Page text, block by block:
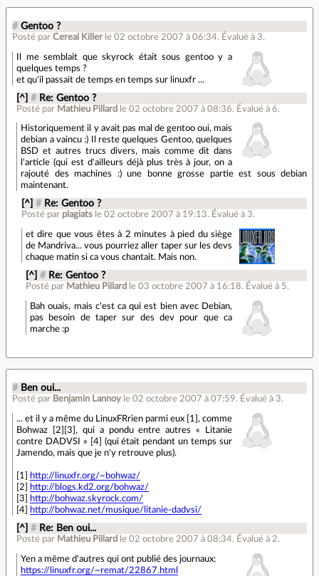
# Gentoo ?
Posté par Cereal Killer le 02 octobre 2007 à 06:34. Évalué à 3.
Il me semblait que skyrock était sous gentoo y a
quelques temps ?
et qu'il passait de temps en temps sur linuxfr ...
[^] # Re: Gentoo ?
Posté par Mathieu Pillard le 02 octobre 2007 à 08:36. Évalué à6.
Historiquement il y avait pas mal de gentoo oui, mais
debian a vaincu :) Il reste quelques Gentoo, quelques
BSD et autres trucs divers, mais comme dit dans
l'article (qui est d'ailleurs déjà plus très à jour, on a
rajouté des machines :) une bonne grosse partie est sous debian
maintenant.
[^] # Re: Gentoo ?
Posté par plagiats le 02 octobre 2007 à 19:13.Évalué à 3.
et dire que vous êtes à 2 minutes à pied du siège
de Mandriva... vous pourriez aller taper sur les devs
chaque matin si ca vous chantait. Mais non.
[^] # Re: Gentoo ?
Posté par Mathieu Pillard le 03 octobre 2007 à 16:18. Évalué à 5.
Bah ouais, mais c'est ca qui est bien avec Debian,
pas besoin de taper sur des dev pour que ca
marche :p
# Ben oui...
Posté par Benjamin Lannoy le 02 octobre 2007 à 07:59. Évalué à 3.
... et il y a même du LinuxFRrien parmi eux [1], comme
Bohwaz [2][3], qui a pondu entre autres « Litanie
contre DADVSI » [4] (qui était pendant un temps sur
Jamendo, mais que je n'y retrouve plus).
[1]
http://linuxfr.org/~bohwaz/
[2]
http://blogs.kd2.org/bohwaz/
[3]
http://bohwaz.skyrock.com/
[4]
http://bohwaz.net/musique/litanie-dadvsi/
[^] # Re: Ben oui...
Posté par Mathieu Pillard le 02 octobre 2007 à 08:34. Évalué à 2.
Yen a même d'autres qui ont publié des journaux:
https://linuxfr.org/~remat/22867.html